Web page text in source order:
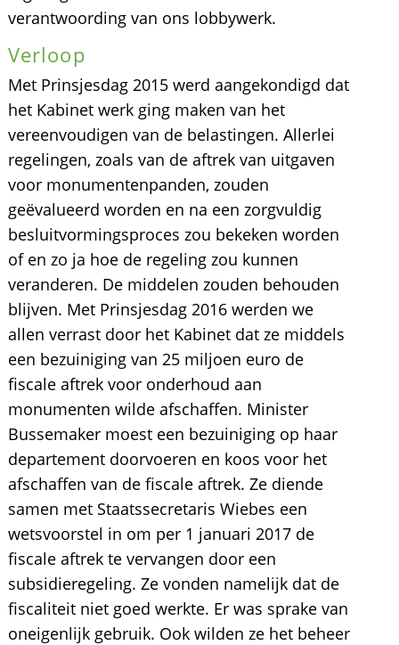
verantwoording van ons lobbywerk.
Verloop
Met Prinsjesdag 2015 werd aangekondigd dat
het Kabinet werk ging maken van het
vereenvoudigen van de belastingen. Allerlei
regelingen, zoals van de aftrek van uitgaven
voor monumentenpanden, zouden
geëvalueerd worden en na een zorgvuldig
besluitvormingsproces zou bekeken worden
of en zo ja hoe de regeling zou kunnen
veranderen. De middelen zouden behouden
blijven. Met Prinsjesdag 2016 werden we
allen verrast door het Kabinet dat ze middels
een bezuiniging van 25 miljoen euro de
fiscale aftrek voor onderhoud aan
monumenten wilde afschaffen. Minister
Bussemaker moest een bezuiniging op haar
departement doorvoeren en koos voor het
afschaffen van de fiscale aftrek. Ze diende
samen met Staatssecretaris Wiebes een
wetsvoorstel in om per 1 januari 2017 de
fiscale aftrek te vervangen door een
subsidieregeling. Ze vonden namelijk dat de
fiscaliteit niet goed werkte. Er was sprake van
oneigenlijk gebruik. Ook wilden ze het beheer